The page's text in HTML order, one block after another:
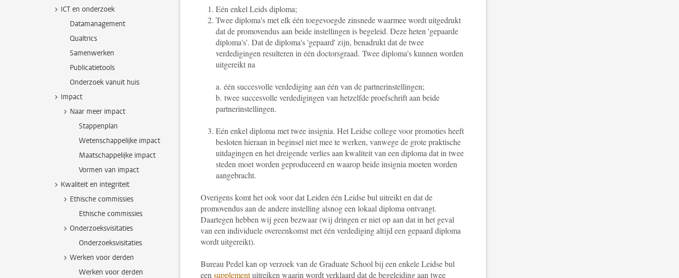
ICT en onderzoek
Datamanagement
Qualtrics
Samenwerken
Publicatietools
Onderzoek vanuit huis
Impact
Naar meer impact
Stappenplan
Wetenschappelijke impact
Maatschappelijke impact
Vormen van impact
Kwaliteit en integriteit
Ethische commissies
Ethische commissies
Onderzoeksvisitaties
Onderzoeksvisitaties
Werken voor derden
Werken voor derden
Eén enkel Leids diploma;
Twee diploma's met elk één toegevoegde zinsnede waarmee wordt uitgedrukt
dat de promovendus aan beide instellingen is begeleid. Deze heten 'gepaarde
diploma's'. Dat de diploma's 'gepaard' zijn, benadrukt dat de twee
verdedigingen resulteren in één doctorsgraad. Twee diploma's kunnen worden
uitgereikt na
a. één succesvolle verdediging aan één van de partnerinstellingen;
b. twee succesvolle verdedigingen van hetzelfde proefschrift aan beide
partnerinstellingen.
Eén enkel diploma met twee insignia. Het Leidse college voor promoties heeft
besloten hieraan in beginsel niet mee te werken, vanwege de grote praktische
uitdagingen en het dreigende verlies aan kwaliteit van een diploma dat in twee
steden moet worden geproduceerd en waarop beide insignia moeten worden
aangebracht.
Overigens komt het ook voor dat Leiden één Leidse bul uitreikt en dat de
promovendus aan de andere instelling alsnog een lokaal diploma ontvangt.
Daartegen hebben wij geen bezwaar (wij dringen er niet op aan dat in het geval
van een individuele overeenkomst met één verdediging altijd een gepaard diploma
wordt uitgereikt).
Bureau Pedel kan op verzoek van de Graduate School bij een enkele Leidse bul
een supplementuitreiken waarin wordt verklaard dat de begeleiding aan twee